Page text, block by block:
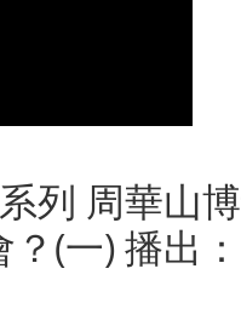
列 周華山
(一) 播出